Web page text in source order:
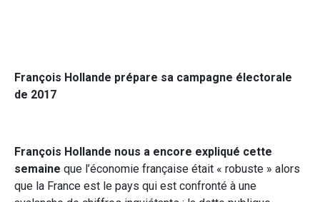
François Hollande prépare sa campagne électorale
de 2017
François Hollande nous a encore expliqué cette
semaine que l’économie française était « robuste » alors
que la France est le pays qui est confronté à une